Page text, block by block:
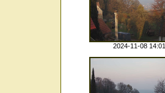
2024-11-08 14:01